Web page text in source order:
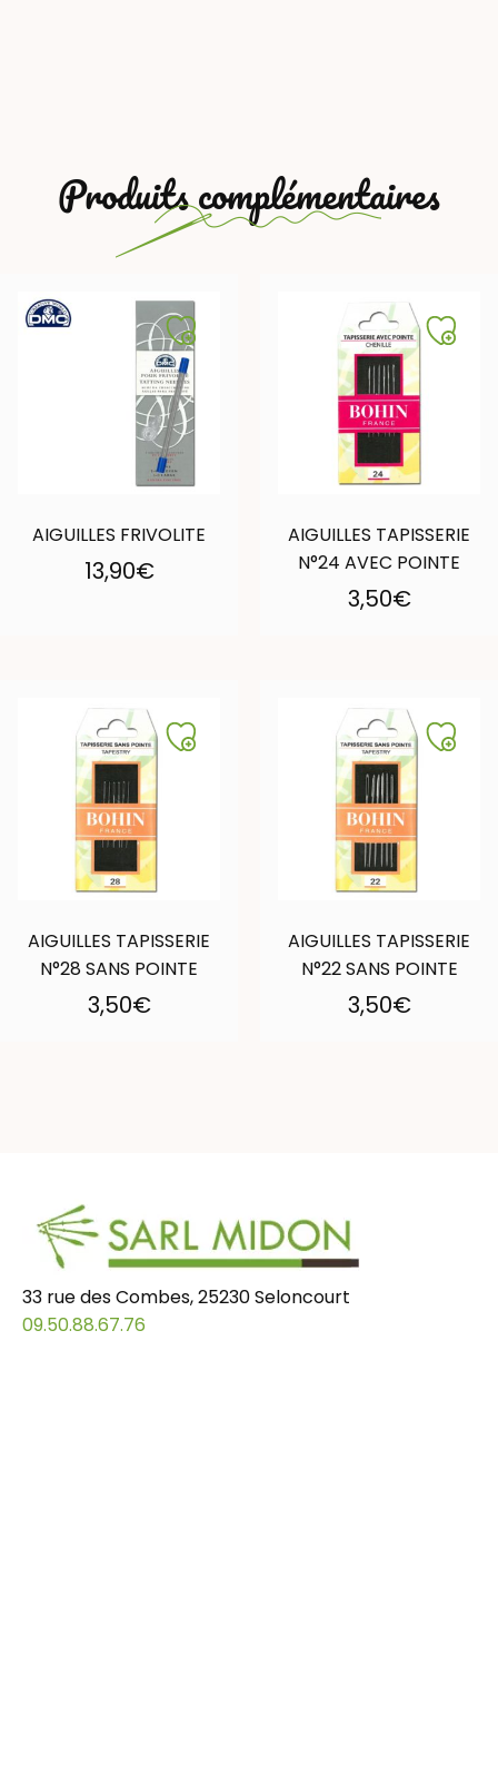
Produits complémentaires
AIGUILLES FRIVOLITE
13,90€
AIGUILLES TAPISSERIE
N°24 AVEC POINTE
3,50€
AIGUILLES TAPISSERIE
N°28 SANS POINTE
3,50€
AIGUILLES TAPISSERIE
N°22 SANS POINTE
3,50€
33 rue des Combes, 25230 Seloncourt
09.50.88.67.76